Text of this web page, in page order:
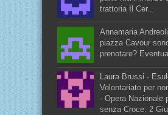
trattoria Il Cer...
Annamaria
piazza Cavour
prenotare?
Laura Brussi -
Volontariato per
- Opera Nazionale
senza Croce: 2